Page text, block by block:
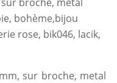
sur broche, metal